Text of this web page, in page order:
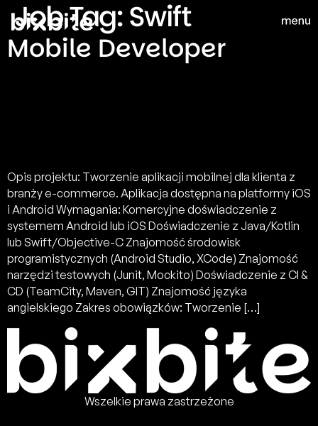
Job Tag:Swift
Mobile Developer
Opis projektu: Tworzenie aplikacji mobilnej dla klienta z
branży e-commerce. Aplikacja dostępna na platformy iOS
i Android Wymagania: Komercyjne doświadczenie z
systemem Android lub iOS Doświadczenie z Java/Kotlin
lub Swift/Objective-C Znajomość środowisk
programistycznych (Android Studio, XCode) Znajomość
narzędzi testowych (Junit, Mockito) Doświadczenie z CI &
CD (TeamCity, Maven, GIT) Znajomość języka
angielskiego Zakres obowiązków: Tworzenie […]
Wszelkie prawa zastrzeżone